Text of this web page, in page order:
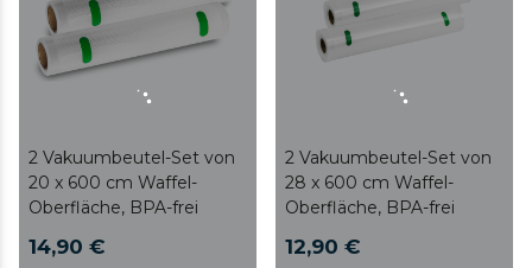
2 Vakuumbeutel-Set von
20 x 600 cm Waffel-
Oberfläche, BPA-frei
14,90 €
2 Vakuumbeutel-Set von
28 x 600 cm Waffel-
Oberfläche, BPA-frei
12,90 €